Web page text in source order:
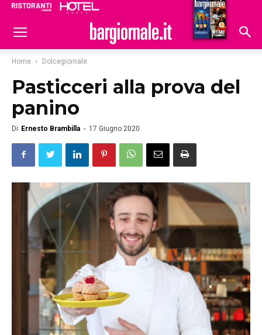
Hoteldomani
Home Dolcegiornale
Pasticceri alla prova del
panino
Di Ernesto Brambilla - 17 Giugno 2020